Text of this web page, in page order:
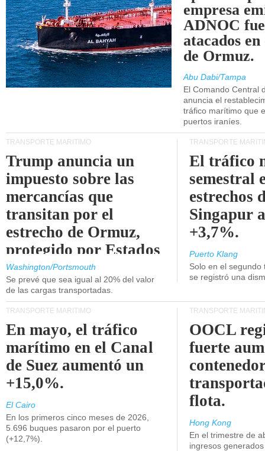
empresa
ADNOC
atacados
de Ormuz.
Abu Dabi/Tampa
El Comando Central
anuncia el
tráfico marítimo que
puertos iraníes.
TRANSPORTE MARÍTIMO
Trump anuncia un
impuesto sobre las
mercancías que
transitan por el
estrecho de Ormuz,
protegido por Estados
Unidos.
Washington/Portsmouth
Se prevé que sea igual al 20% del valor
de las cargas transportadas.
TRANSPORTE
El tráfico
semestral
estrechos
Singapur
+3,7%.
Puerto Klang
Solo en el
se registró una
TRANSPORTE MARÍTIMO
En mayo, el tráfico
marítimo en el Canal
de Suez aumentó un
+15,0%.
El Cairo
En los primeros cinco meses de 2026,
5.696 buques pasaron por el puerto
(+12,7%).
TRANSPORTE
OOCL
fuerte
flota.
Hong Kong
En el trimestre de
ingresos